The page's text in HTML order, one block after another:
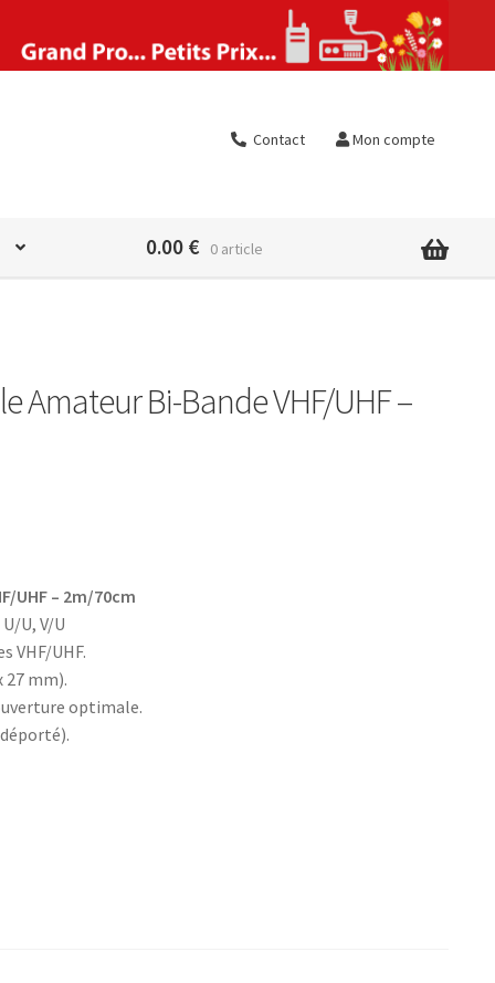
Contact Mon compte
0.00 € 0 article
Amateur Bi-Bande VHF/UHF –
UHF – 2m/70cm
U, V/U
VHF/UHF.
mm).
optimale.